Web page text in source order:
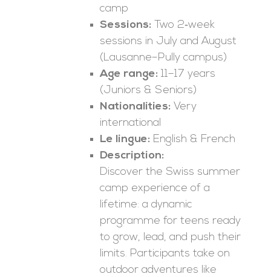
camp
Sessions: Two 2‑week
sessions in July and August
(Lausanne–Pully campus)
Age range: 11–17 years
(Juniors & Seniors)
Nationalities: Very
international
Le lingue: English & French
Description:
Discover the Swiss summer
camp experience of a
lifetime: a dynamic
programme for teens ready
to grow, lead, and push their
limits. Participants take on
outdoor adventures like